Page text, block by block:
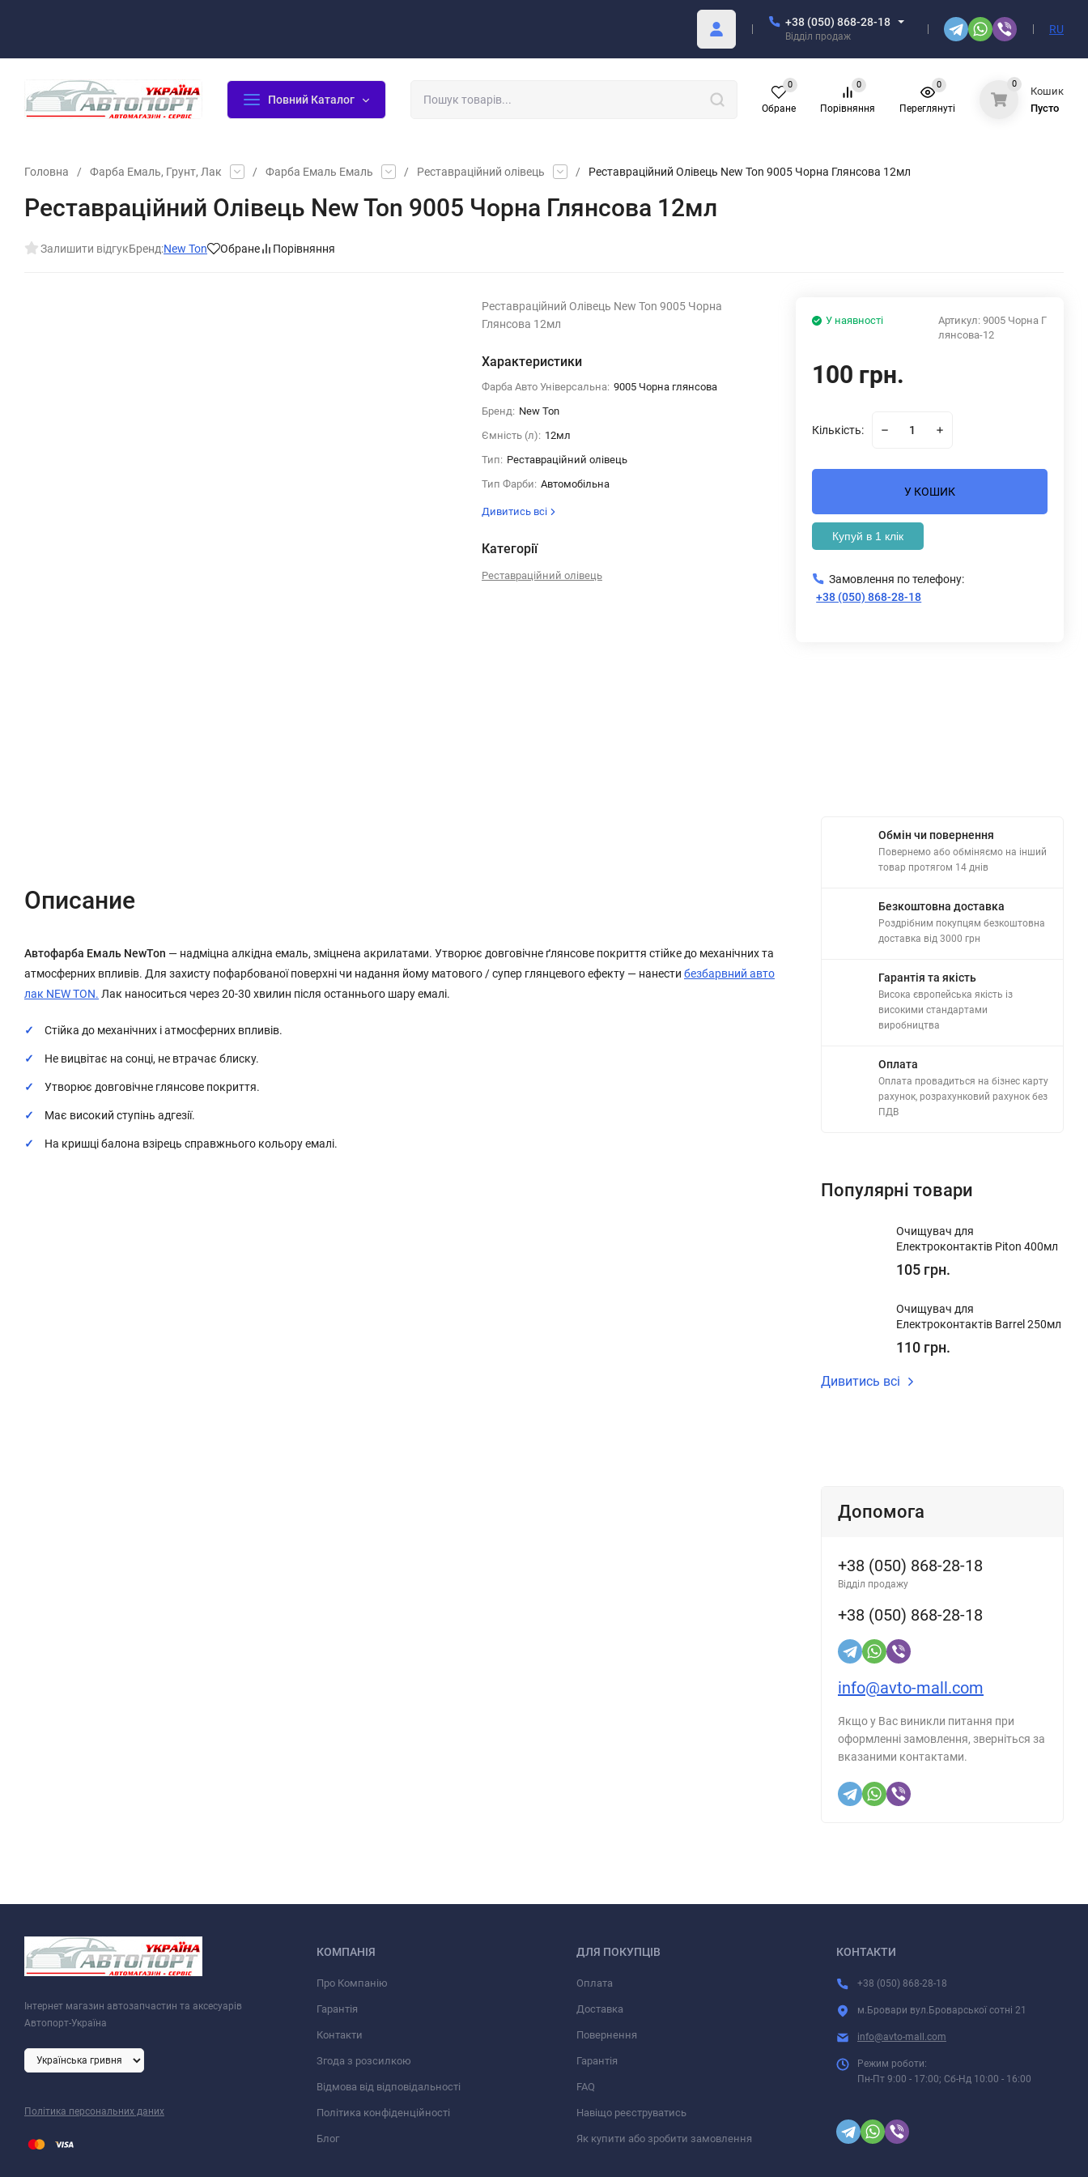
+38 (050) 868-28-18
Відділ продаж
RU
Повний Каталог
Обране
0
Порівняння
0
Переглянуті
0 0
Кошик
Пусто
Головна / Фарба Емаль, Грунт, Лак / Фарба Емаль Емаль / Реставраційний олівець / Реставраційний Олівець New Ton 9005 Чорна Глянсова 12мл
Реставраційний Олівець New Ton 9005 Чорна Глянсова 12мл
Залишити відгукБренд:New Ton Обране Порівняння
Реставраційний Олівець New Ton 9005 Чорна
Глянсова 12мл
Характеристики
Фарба Авто Універсальна: 9005 Чорна глянсова
Бренд: New Ton
Ємність (л): 12мл
Тип: Реставраційний олівець
Тип Фарби: Автомобільна
Дивитись всі
Категорії
Реставраційний олівець
Артикул: 9005 Чорна Г
лянсова-12
У наявності
100 грн.
Кількість:
У КОШИК
Купуй в 1 клік
Замовлення по телефону:
+38 (050) 868-28-18
Описание
Автофарба Емаль NewTon — надміцна алкідна емаль, зміцнена акрилатами. Утворює довговічне ґлянсове покриття стійке до механічних та
атмосферних впливів. Для захисту пофарбованої поверхні чи надання йому матового / супер глянцевого ефекту — нанести безбарвний авто
лак NEW TON. Лак наноситься через 20-30 хвилин після останнього шару емалі.
Стійка до механічних і атмосферних впливів.
Не вицвітає на сонці, не втрачає блиску.
Утворює довговічне глянсове покриття.
Має високий ступінь адгезії.
На кришці балона взірець справжнього кольору емалі.
Обмін чи повернення
Повернемо або обміняємо на інший
товар протягом 14 днів
Безкоштовна доставка
Роздрібним покупцям безкоштовна
доставка від 3000 грн
Гарантія та якість
Висока європейська якість із
високими стандартами
виробництва
Оплата
Оплата провадиться на бізнес карту
рахунок, розрахунковий рахунок без
ПДВ
Популярні товари
Очищувач для
Електроконтактів Piton 400мл
105 грн.
Очищувач для
Електроконтактів Barrel 250мл
110 грн.
Дивитись всі
Допомога
+38 (050) 868-28-18
Відділ продажу
+38 (050) 868-28-18
info@avto-mall.com
Якщо у Вас виникли питання при
оформленні замовлення, зверніться за
вказаними контактами.
Інтернет магазин автозапчастин та аксесуарів
Автопорт-Україна
Політика персональних даних
КОМПАНІЯ
Про Компанію
Гарантія
Контакти
Згода з розсилкою
Відмова від відповідальності
Політика конфіденційності
Блог
ДЛЯ ПОКУПЦІВ
Оплата
Доставка
Повернення
Гарантія
FAQ
Навіщо реєструватись
Як купити або зробити замовлення
КОНТАКТИ
+38 (050) 868-28-18
м.Бровари вул.Броварської сотні 21
info@avto-mall.com
Режим роботи:
Пн-Пт 9:00 - 17:00; Сб-Нд 10:00 - 16:00